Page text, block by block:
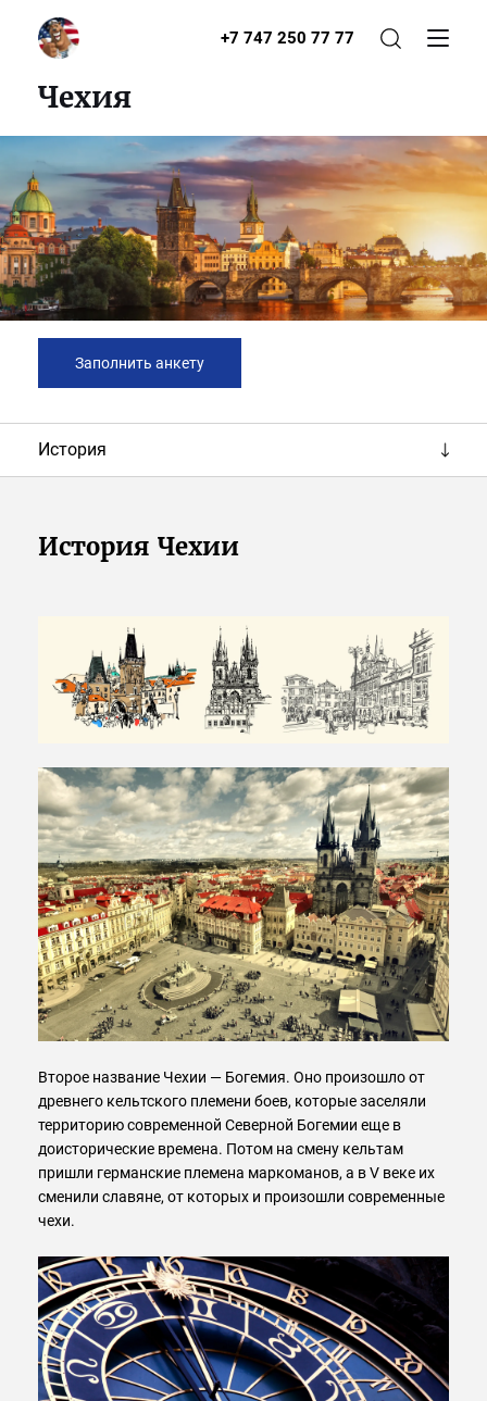
+7 747 250 77 77
Чехия
История
Заполнить анкету
История Чехии
Второе название Чехии — Богемия. Оно произошло от
древнего кельтского племени боев, которые заселяли
территорию современной Северной Богемии еще в
доисторические времена. Потом на смену кельтам
пришли германские племена маркоманов, а в V веке их
сменили славяне, от которых и произошли современные
чехи.